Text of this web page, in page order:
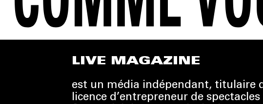
LIVE MAGAZINE
est un média indépendant, titulaire
licence d’entrepreneur de